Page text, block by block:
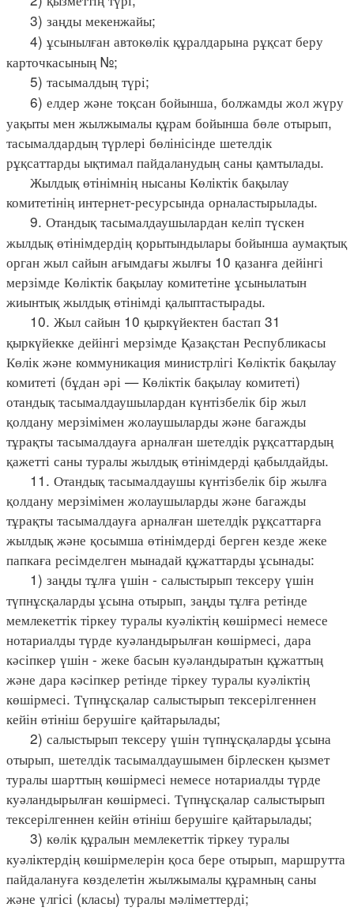
3) заңды мекенжайы;
4) ұсынылған автокөлік құралдарына рұқсат беру
карточкасының №;
5) тасымалдың түрі;
6) елдер және тоқсан бойынша, болжамды жол жүру
уақыты мен жылжымалы құрам бойынша бөле отырып,
тасымалдардың түрлері бөлінісінде шетелдік
рұқсаттарды ықтимал пайдаланудың саны қамтылады.
Жылдық өтінімнің нысаны Көліктік бақылау
комитетінің интернет-ресурсында орналастырылады.
9. Отандық тасымалдаушылардан келіп түскен
жылдық өтінімдердің қорытындылары бойынша аумақтық
орган жыл сайын ағымдағы жылғы 10 қазанға дейінгі
мерзімде Көліктік бақылау комитетіне ұсынылатын
жиынтық жылдық өтінімді қалыптастырады.
10. Жыл сайын 10 қыркүйектен бастап 31
қыркүйекке дейінгі мерзімде Қазақстан Республикасы
Көлік және коммуникация министрлігі Көліктік бақылау
комитеті (бұдан әрі — Көліктік бақылау комитеті)
отандық тасымалдаушылардан күнтізбелік бір жыл
қолдану мерзімімен жолаушыларды және багажды
тұрақты тасымалдауға арналған шетелдік рұқсаттардың
қажетті саны туралы жылдық өтінімдерді қабылдайды.
11. Отандық тасымалдаушы күнтізбелік бір жылға
қолдану мерзімімен жолаушыларды және багажды
тұрақты тасымалдауға арналған шетелдiк рұқсаттарға
жылдық және қосымша өтінімдерді берген кезде жеке
папкаға ресімделген мынадай құжаттарды ұсынады:
1) заңды тұлға үшін - салыстырып тексеру үшін
түпнұсқаларды ұсына отырып, заңды тұлға ретінде
мемлекеттік тіркеу туралы куәліктің көшірмесі немесе
нотариалды түрде куәландырылған көшірмесі, дара
кәсіпкер үшін - жеке басын куәландыратын құжаттың
және дара кәсіпкер ретінде тіркеу туралы куәліктің
көшірмесі. Түпнұсқалар салыстырып тексерілгеннен
кейін өтініш берушіге қайтарылады;
2) салыстырып тексеру үшін түпнұсқаларды ұсына
отырып, шетелдік тасымалдаушымен бірлескен қызмет
туралы шарттың көшірмесі немесе нотариалды түрде
куәландырылған көшірмесі. Түпнұсқалар салыстырып
тексерілгеннен кейін өтініш берушіге қайтарылады;
3) көлік құралын мемлекеттік тіркеу туралы
куәліктердің көшірмелерін қоса бере отырып, маршрутта
пайдалануға көзделетін жылжымалы құрамның саны
және үлгісі (класы) туралы мәліметтерді;